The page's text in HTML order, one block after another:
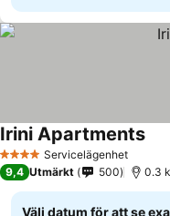
4 StjärnorServicelägenhet
Irini Apartments
9,4 Utmärkt 500 0.3
Välj datum för att se